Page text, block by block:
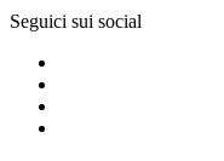
Seguici sui social